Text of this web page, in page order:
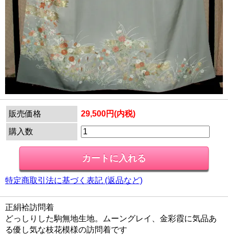
販売価格 29,500円(内税)
購入数
特定商取引法に基づく表記 (返品など)
正絹袷訪問着
どっしりした駒無地生地。ムーングレイ、金彩霞に気品あ
る優し気な枝花模様の訪問着です